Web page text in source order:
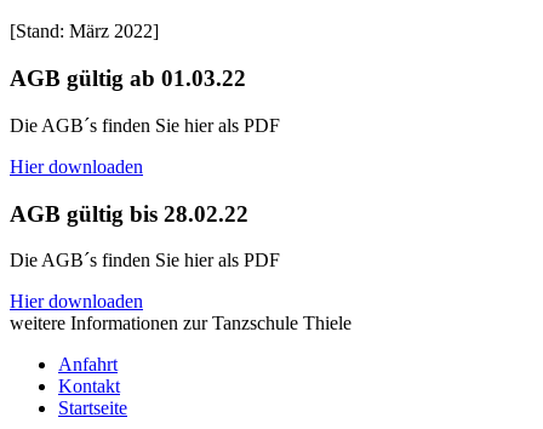
[Stand: März 2022]
AGB gültig ab 01.03.22
Die AGB´s finden Sie hier als PDF
Hier downloaden
AGB gültig bis 28.02.22
Die AGB´s finden Sie hier als PDF
Hier downloaden
weitere Informationen zurTanzschule Thiele
Anfahrt
Kontakt
Startseite